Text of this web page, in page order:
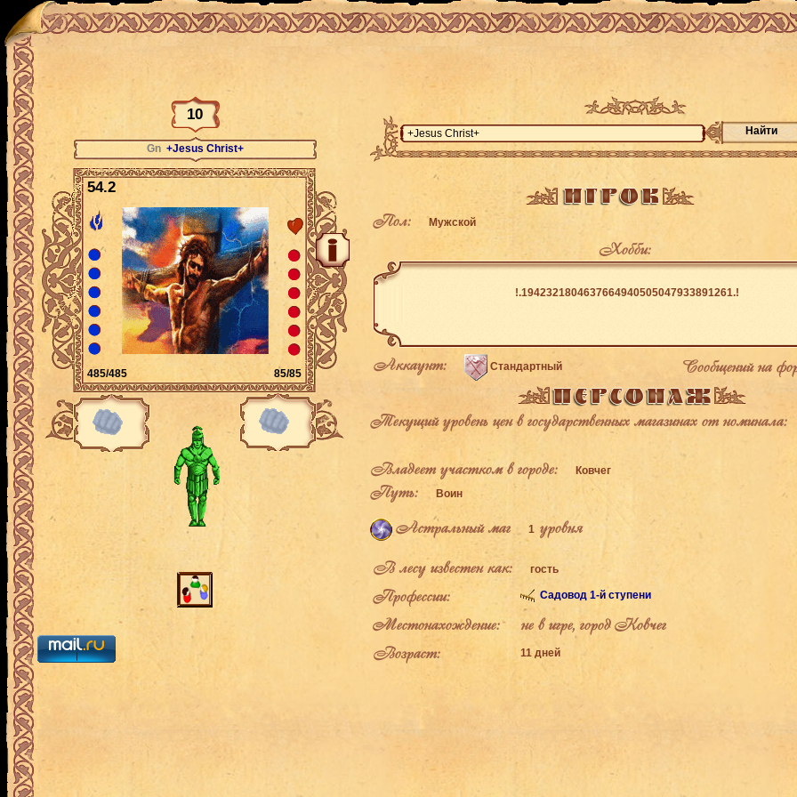
10
Gn +Jesus Christ+
54.2
485/485 85/85
Найти
Пол: Мужской
Хобби:
!.1942321804637664940505047933891261.!
Аккаунт: Стандартный Сообщений на
Текущий уровень цен в государственных магазинах от номинала:
Владеет участком в городе: Ковчег
Путь: Воин
Астральный маг 1 уровня
В лесу известен как:
гость
Профессии: Садовод 1-й ступени
Местонахождение:
не в игре, город Ковчег
Возраст:
11 дней